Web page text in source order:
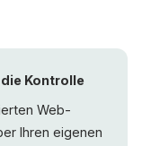
Kontrolle
Web-
Ihren eigenen